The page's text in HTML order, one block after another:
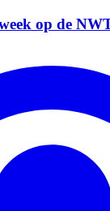
op de